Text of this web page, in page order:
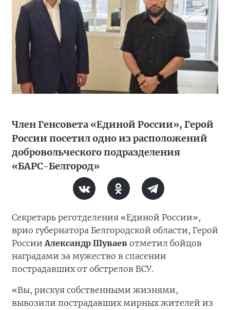
Член Генсовета «Единой России», Герой
России посетил одно из расположений
добровольческого подразделения
«БАРС-Белгород»
Секретарь реготделения «Единой России»,
врио губернатора Белгородской области, Герой
РоссииАлександр Шуваев отметил бойцов
наградами за мужество в спасении
пострадавших от обстрелов ВСУ.
«Вы, рискуя собственными жизнями,
вывозили пострадавших мирных жителей из